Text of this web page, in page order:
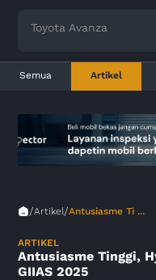
Toyota Avanza
Semua Artikel
/Artikel/Antusiasme Ti ...
ARTIKEL
Antusiasme Tinggi,
GIIAS 2025